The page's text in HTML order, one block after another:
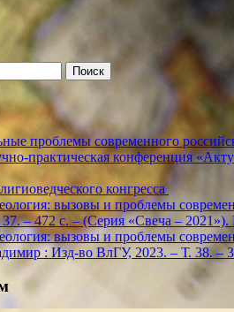
проблемы современного
практическая конференция
конгресса
вызовы и проблемы
– 472 с. – (Серия «Свеча –
вызовы и проблемы
: Изд-во ВлГУ, 2023. – Т. 38. –